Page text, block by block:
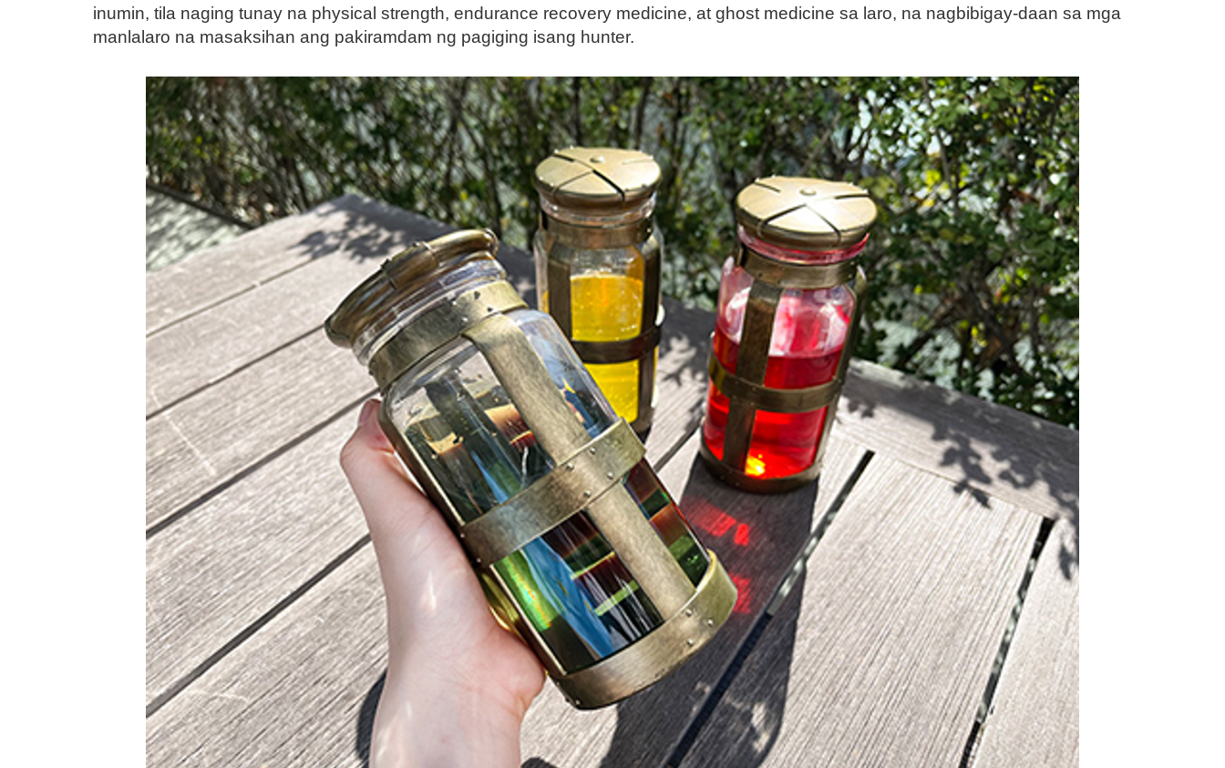
inumin, tila naging tunay na physical strength, endurance recovery medicine, at ghost medicine sa laro, na nagbibigay-daan sa mga
manlalaro na masaksihan ang pakiramdam ng pagiging isang hunter.